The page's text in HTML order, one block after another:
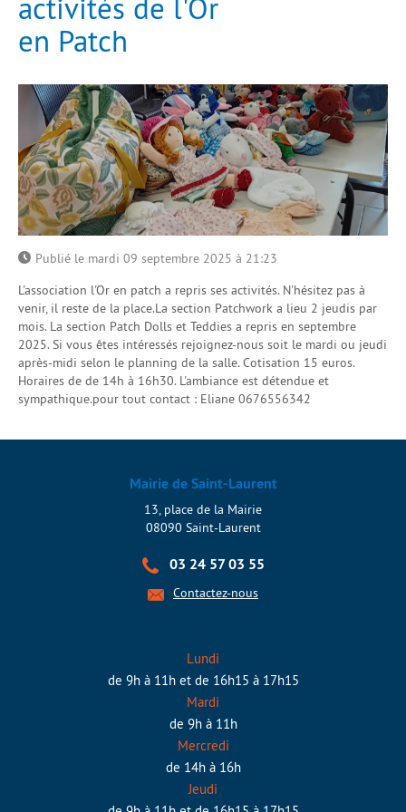
activités de l'Or
en Patch
Publié le mardi 09 septembre 2025 à 21:23
L'association l'Or en patch a repris ses activités. N'hésitez pas à
venir, il reste de la place.La section Patchwork a lieu 2 jeudis par
mois. La section Patch Dolls et Teddies a repris en septembre
2025. Si vous êtes intéressés rejoignez-nous soit le mardi ou jeudi
après-midi selon le planning de la salle. Cotisation 15 euros.
Horaires de de 14h à 16h30. L'ambiance est détendue et
sympathique.pour tout contact : Eliane 0676556342
Mairie de Saint-Laurent
13, place de la Mairie
08090 Saint-Laurent
03 24 57 03 55
Contactez-nous
Lundi
de 9h à 11h et de 16h15 à 17h15
Mardi
de 9h à 11h
Mercredi
de 14h à 16h
Jeudi